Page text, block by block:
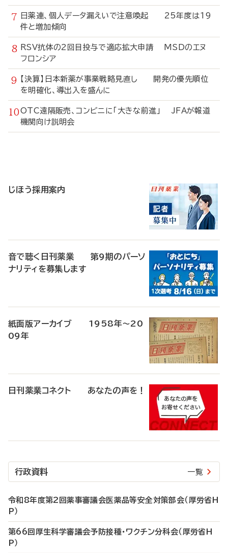
日薬連、個人データ漏えいで注意喚起 25年度は19
件と増加傾向
RSV抗体の2回目投与で適応拡大申請 MSDのエヌ
フロンシア
【決算】日本新薬が事業戦略見直し 開発の優先順位
を明確化、導出入を盛んに
OTC遠隔販売、コンビニに「大きな前進」 JFAが報道
機関向け説明会
じほう採用案内
音で聴く日刊薬業 第9期のパーソ
ナリティを募集します
紙面版アーカイブ 1958年～20
09年
日刊薬業コネクト あなたの声を！
行政資料 一覧
令和8年度第2回薬事審議会医薬品等安全対策部会（厚労省H
P）
第66回厚生科学審議会予防接種・ワクチン分科会（厚労省H
P）